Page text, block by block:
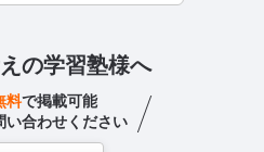
の学習塾様へ
料で掲載可能
い合わせください